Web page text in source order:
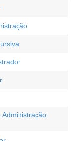
Administração